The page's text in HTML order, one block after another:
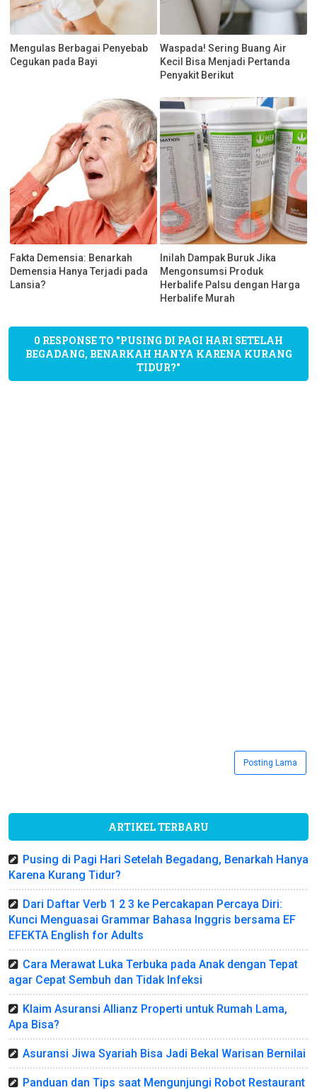
Mengulas Berbagai Penyebab
Cegukan pada Bayi
Waspada! Sering Buang Air
Kecil Bisa Menjadi Pertanda
Penyakit Berikut
Fakta Demensia: Benarkah
Demensia Hanya Terjadi pada
Lansia?
Inilah Dampak Buruk Jika
Mengonsumsi Produk
Herbalife Palsu dengan Harga
Herbalife Murah
0 RESPONSE TO "PUSING DI PAGI HARI SETELAH
BEGADANG, BENARKAH HANYA KARENA KURANG
TIDUR?"
Posting Lama
ARTIKEL TERBARU
Pusing di Pagi Hari Setelah Begadang, Benarkah Hanya
Karena Kurang Tidur?
Dari Daftar Verb 1 2 3 ke Percakapan Percaya Diri:
Kunci Menguasai Grammar Bahasa Inggris bersama EF
EFEKTA English for Adults
Cara Merawat Luka Terbuka pada Anak dengan Tepat
agar Cepat Sembuh dan Tidak Infeksi
Klaim Asuransi Allianz Properti untuk Rumah Lama,
Apa Bisa?
Asuransi Jiwa Syariah Bisa Jadi Bekal Warisan Bernilai
Panduan dan Tips saat Mengunjungi Robot Restaurant